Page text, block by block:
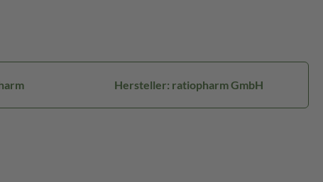
Hersteller: ratiopharm GmbH